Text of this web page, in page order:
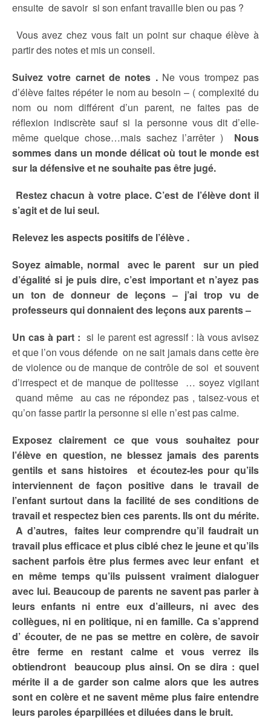
ensuite de savoir si son enfant travaille bien ou pas ?
Vous avez chez vous fait un point sur chaque élève à
partir des notes et mis un conseil.
Suivez votre carnet de notes . Ne vous trompez pas
d’élève faites répéter le nom au besoin – ( complexité du
nom ou nom différent d’un parent, ne faites pas de
réflexion indiscrète sauf si la personne vous dit d’elle-
même quelque chose…mais sachez l’arrêter ) Nous
sommes dans un monde délicat où tout le monde est
sur la défensive et ne souhaite pas être jugé.
Restez chacun à votre place. C’est de l’élève dont il
s’agit et de lui seul.
Relevez les aspects positifs de l’élève .
Soyez aimable, normal avec le parent sur un pied
d’égalité si je puis dire, c’est important et n’ayez pas
un ton de donneur de leçons – j’ai trop vu de
professeurs qui donnaient des leçons aux parents –
Un cas à part : si le parent est agressif : là vous avisez
et que l’on vous défende on ne sait jamais dans cette ère
de violence ou de manque de contrôle de soi et souvent
d’irrespect et de manque de politesse … soyez vigilant
quand même au cas ne répondez pas , taisez-vous et
qu’on fasse partir la personne si elle n’est pas calme.
Exposez clairement ce que vous souhaitez pour
l’élève en question, ne blessez jamais des parents
gentils et sans histoires et écoutez-les pour qu’ils
interviennent de façon positive dans le travail de
l’enfant surtout dans la facilité de ses conditions de
travail et respectez bien ces parents. Ils ont du mérite.
A d’autres, faites leur comprendre qu’il faudrait un
travail plus efficace et plus ciblé chez le jeune et qu’ils
sachent parfois être plus fermes avec leur enfant et
en même temps qu’ils puissent vraiment dialoguer
avec lui. Beaucoup de parents ne savent pas parler à
leurs enfants ni entre eux d’ailleurs, ni avec des
collègues, ni en politique, ni en famille. Ca s’apprend
d’ écouter, de ne pas se mettre en colère, de savoir
être ferme en restant calme et vous verrez ils
obtiendront beaucoup plus ainsi. On se dira : quel
mérite il a de garder son calme alors que les autres
sont en colère et ne savent même plus faire entendre
leurs paroles éparpillées et diluées dans le bruit.